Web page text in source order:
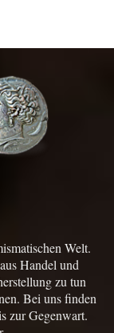
Welt.
Handel und
zu tun
Bei uns finden
zur Gegenwart.